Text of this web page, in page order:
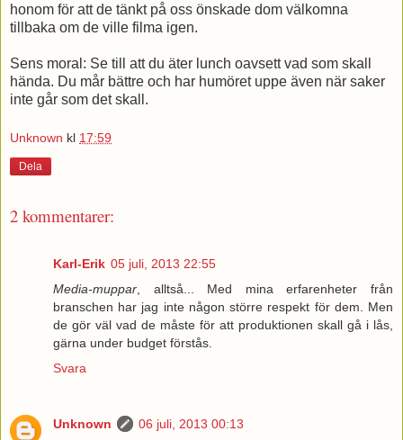
honom för att de tänkt på oss önskade dom välkomna
tillbaka om de ville filma igen.
Sens moral: Se till att du äter lunch oavsett vad som skall
hända. Du mår bättre och har humöret uppe även när saker
inte går som det skall.
Unknown kl 17:59
Dela
2 kommentarer:
Karl-Erik 05 juli, 2013 22:55
Media-muppar , alltså... Med mina erfarenheter från
branschen har jag inte någon större respekt för dem. Men
de gör väl vad de måste för att produktionen skall gå i lås,
gärna under budget förstås.
Svara
Unknown
06 juli, 2013 00:13